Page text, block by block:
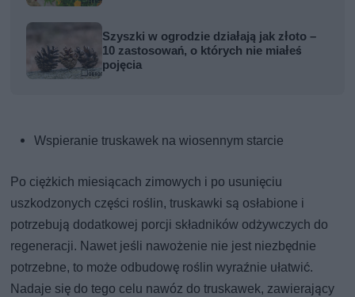
Szyszki w ogrodzie działają jak złoto –
10 zastosowań, o których nie miałeś
pojęcia
Wspieranie truskawek na wiosennym starcie
Po ciężkich miesiącach zimowych i po usunięciu
uszkodzonych części roślin, truskawki są osłabione i
potrzebują dodatkowej porcji składników odżywczych do
regeneracji. Nawet jeśli nawożenie nie jest niezbędnie
potrzebne, to może odbudowę roślin wyraźnie ułatwić.
Nadaje się do tego celu nawóz do truskawek, zawierający